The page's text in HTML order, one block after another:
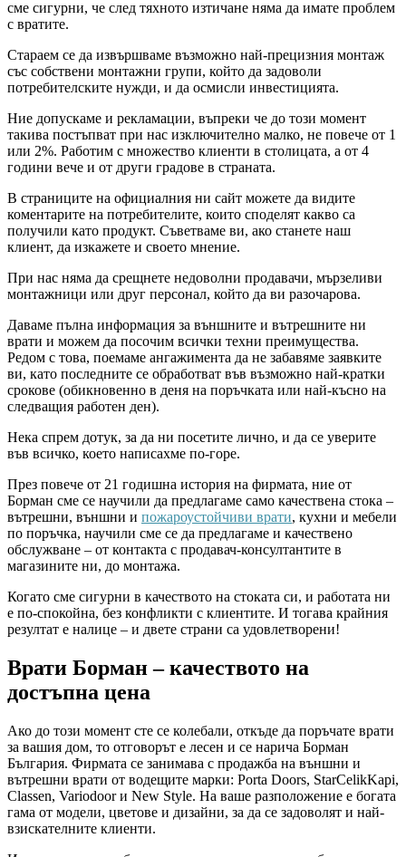
сме сигурни, че след тяхното изтичане няма да имате проблем
с вратите.
Стараем се да извършваме възможно най-прецизния монтаж
със собствени монтажни групи, който да задоволи
потребителските нужди, и да осмисли инвестицията.
Ние допускаме и рекламации, въпреки че до този момент
такива постъпват при нас изключително малко, не повече от 1
или 2%. Работим с множество клиенти в столицата, а от 4
години вече и от други градове в страната.
В страниците на официалния ни сайт можете да видите
коментарите на потребителите, които споделят какво са
получили като продукт. Съветваме ви, ако станете наш
клиент, да изкажете и своето мнение.
При нас няма да срещнете недоволни продавачи, мързеливи
монтажници или друг персонал, който да ви разочарова.
Даваме пълна информация за външните и вътрешните ни
врати и можем да посочим всички техни преимущества.
Редом с това, поемаме ангажимента да не забавяме заявките
ви, като последните се обработват във възможно най-кратки
срокове (обикновенно в деня на поръчката или най-късно на
следващия работен ден).
Нека спрем дотук, за да ни посетите лично, и да се уверите
във всичко, което написахме по-горе.
През повече от 21 годишна история на фирмата, ние от
Борман сме се научили да предлагаме само качествена стока –
вътрешни, външни и пожароустойчиви врати, кухни и мебели
по поръчка, научили сме се да предлагаме и качествено
обслужване – от контакта с продавач-консултантите в
магазините ни, до монтажа.
Когато сме сигурни в качеството на стоката си, и работата ни
е по-спокойна, без конфликти с клиентите. И тогава крайния
резултат е налице – и двете страни са удовлетворени!
Врати Борман – качеството на
достъпна цена
Ако до този момент сте се колебали, откъде да поръчате врати
за вашия дом, то отговорът е лесен и се нарича Борман
България. Фирмата се занимава с продажба на външни и
вътрешни врати от водещите марки: Porta Doors, StarCelikKapi,
Classen, Variodoor и New Style. На ваше разположение е богата
гама от модели, цветове и дизайни, за да се задоволят и най-
взискателните клиенти.